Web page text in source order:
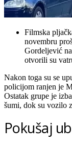
Filmska
novembru
Gordeljević
otvorili su
Nakon toga su se
policijom ranjen je
Ostatak grupe je
šumi, dok su vozilo
Pokušaj